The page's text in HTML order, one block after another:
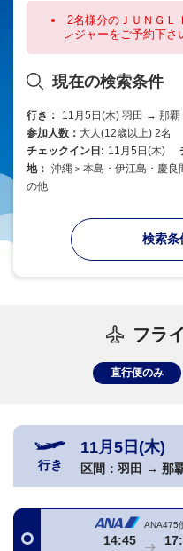
2名様分のＪＵＮＧ
レジャーをご予約下さ
現在の検索条件
行き： 11月5日(木) 羽田 → 那覇
参加人数： 大人(12歳以上) 2名
チェックイン日: 11月5日(木)
地： 沖縄＞本島・伊江島・慶良
の他
検索条
フラ
直行便のみ
行き
11月5日(木)
区間： 羽田 → 那
ANA475
14:45